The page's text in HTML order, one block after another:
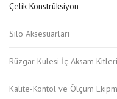
Çelik Konstrüksiyon
Silo Aksesuarları
Rüzgar Kulesi İç Aksam Kitleri
Kalite-Kontol ve Ölçüm